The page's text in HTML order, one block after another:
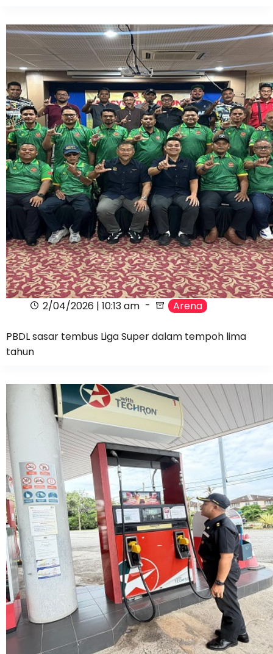
2/04/2026 | 10:13 am Arena
PBDL sasar tembus Liga Super dalam tempoh lima
tahun